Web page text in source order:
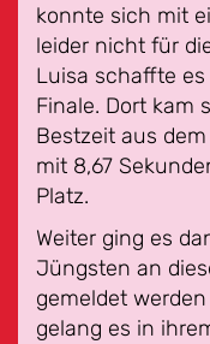
konnte sich mit
leider nicht für
Luisa schaffte
Finale. Dort kam
Bestzeit aus
mit 8,67
Platz.
Weiter ging es
Jüngsten an
gemeldet
gelang es in